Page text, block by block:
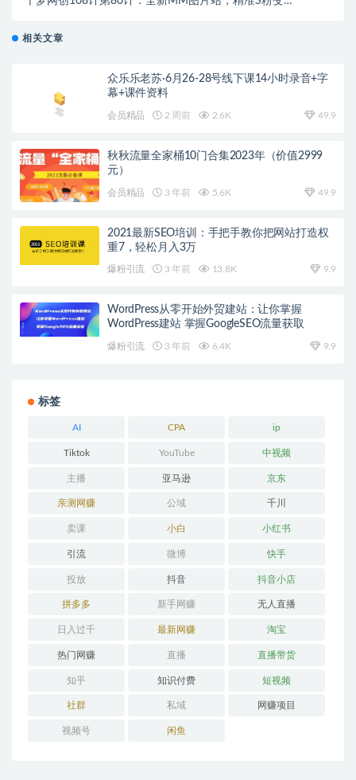
相关文章
众乐乐老苏·6月26-28号线下课14小时录音+字
幕+课件资料
会员精品 2 周前 2.6K 49.9
秋秋流量全家桶10门合集2023年（价值2999
元）
会员精品 3 年前 5.6K 49.9
2021最新SEO培训：手把手教你把网站打造权
重7，轻松月入3万
爆粉引流 3 年前 13.8K 9.9
WordPress从零开始外贸建站：让你掌握
WordPress建站 掌握GoogleSEO流量获取
爆粉引流 3 年前 6.4K 9.9
标签
AI CPA ip
Tiktok YouTube 中视频
主播 亚马逊 京东
亲测网赚 公域 千川
卖课 小白 小红书
引流 微博 快手
投放 抖音 抖音小店
拼多多 新手网赚 无人直播
日入过千 最新网赚 淘宝
热门网赚 直播 直播带货
知乎 知识付费 短视频
社群 私域 网赚项目
视频号 闲鱼